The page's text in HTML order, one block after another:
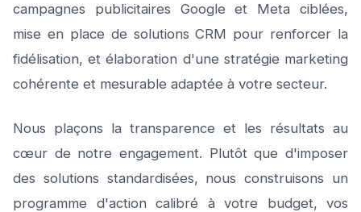
campagnes publicitaires Google et Meta ciblées,
mise en place de solutions CRM pour renforcer la
fidélisation, et élaboration d'une stratégie marketing
cohérente et mesurable adaptée à votre secteur.
Nous plaçons la transparence et les résultats au
cœur de notre engagement. Plutôt que d'imposer
des solutions standardisées, nous construisons un
programme d'action calibré à votre budget, vos